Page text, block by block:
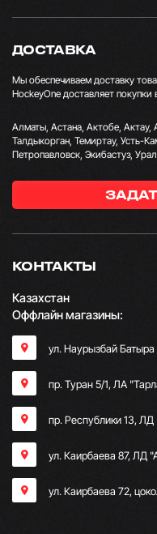
КОНТАКТЫ
Казахстан
Оффлайн магазины:
ул. Наурызбай
пр. Туран 5/1, ЛА
пр. Республики 13,
ул. Каирбаева 87, ЛД
ул. Каирбаева 72,
ДОСТАВКА
Мы обеспечиваем доставку
HockeyOne доставляет покупки
Алматы, Астана, Актобе, Актау,
Талдыкорган, Темиртау, Усть-
Петропавловск, Экибастуз,